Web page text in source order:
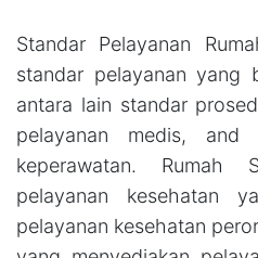
Standar Pelayanan
standar pelayanan yang
antara lain standar
pelayanan medis, and
keperawatan. Rumah
pelayanan kesehatan
pelayanan kesehatan